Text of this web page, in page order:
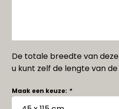
De totale breedte van
u kunt zelf de lengte van
Maak een keuze: *